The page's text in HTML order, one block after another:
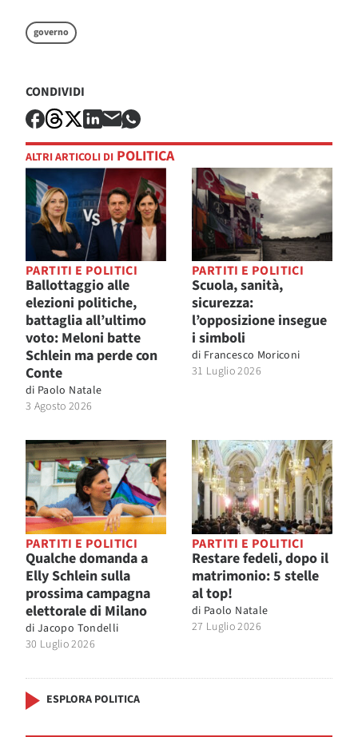
governo
CONDIVIDI
ALTRI ARTICOLI DI POLITICA
PARTITI E POLITICI
Ballottaggio alle
elezioni politiche,
battaglia all’ultimo
voto: Meloni batte
Schlein ma perde con
Conte
di Paolo Natale
3 Agosto 2026
PARTITI E POLITICI
Scuola, sanità,
sicurezza:
l’opposizione insegue
i simboli
di Francesco Moriconi
31 Luglio 2026
PARTITI E POLITICI
Qualche domanda a
Elly Schlein sulla
prossima campagna
elettorale di Milano
di Jacopo Tondelli
30 Luglio 2026
PARTITI E POLITICI
Restare fedeli, dopo il
matrimonio: 5 stelle
al top!
di Paolo Natale
27 Luglio 2026
ESPLORA POLITICA